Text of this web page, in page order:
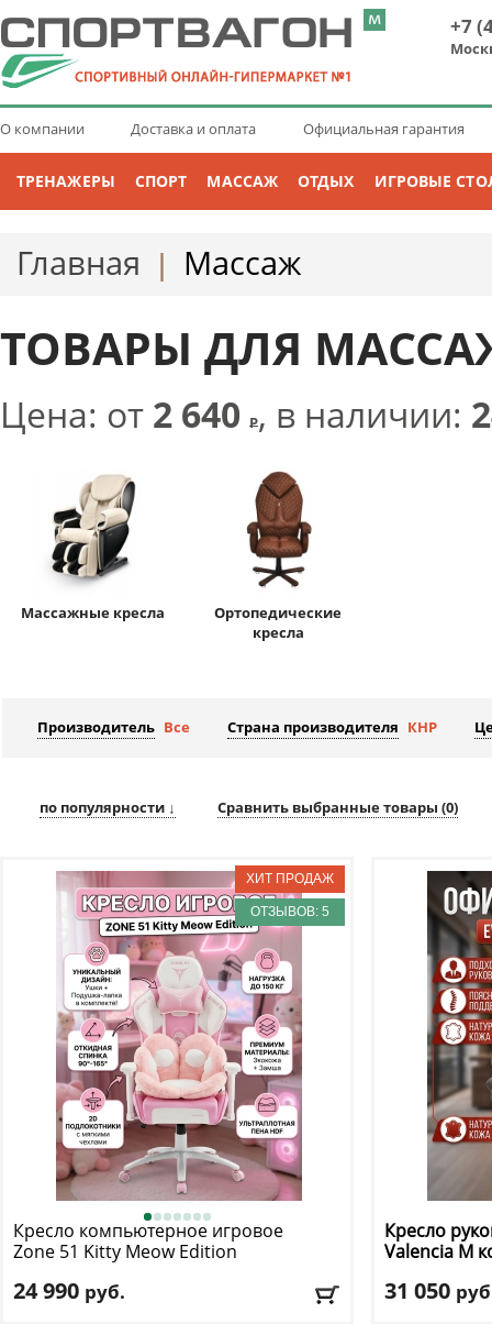
+7
О компании Доставка и оплата Официальная гарантия
ТРЕНАЖЕРЫ СПОРТ МАССАЖ ОТДЫХ ИГРОВЫЕ
Главная Массаж
ТОВАРЫ ДЛЯ
Цена: от 2 640 Р, в наличии:
Массажные кресла
Ортопедические
кресла
Производитель Все Страна производителя КНР
по популярности ↓ Сравнить выбранные товары (0)
ОТЗЫВОВ: 5
Кресло компьютерное игровое
Zone 51 Kitty Meow Edition
24 990 руб.
Кресло
Valencia M
31 050